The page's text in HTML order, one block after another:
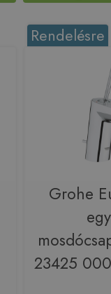
Rendelésre
Grohe
23425